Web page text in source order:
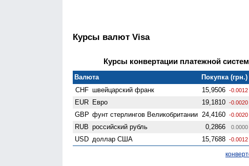
Курсы валют Visa
Курсы конвертации платежной
Валюта Покупка (грн.)
CHF швейцарский франк 15,9506 -0.0012
EUR Евро 19,1810 -0.0020
GBP фунт стерлингов Велико­британии 24,4160 -0.0020
RUB российский рубль 0,2866 0.0000
USD доллар США 15,7688 -0.0012